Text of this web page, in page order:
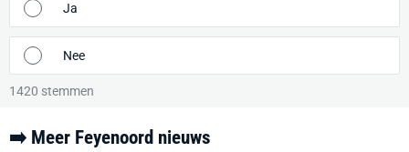
Ja
Nee
1420 stemmen
➡️ Meer Feyenoord nieuws